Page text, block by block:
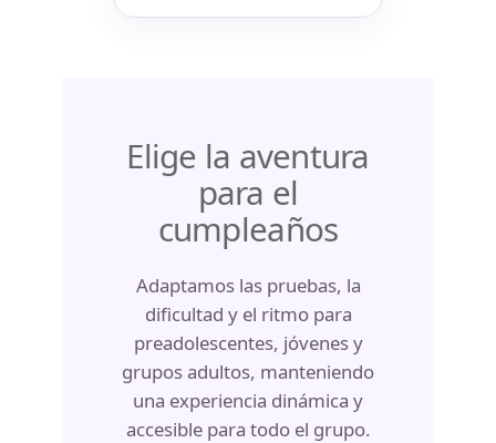
Elige la aventura
para el
cumpleaños
Adaptamos las pruebas, la
dificultad y el ritmo para
preadolescentes, jóvenes y
grupos adultos, manteniendo
una experiencia dinámica y
accesible para todo el grupo.